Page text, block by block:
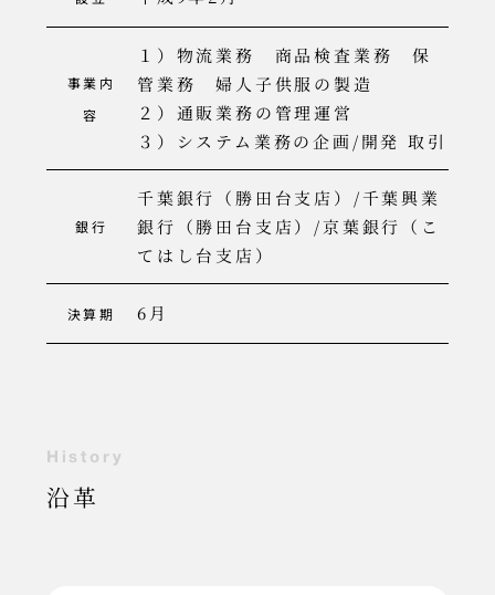
事業内
容
１）物流業務 商品検査業務 保
管業務 婦人子供服の製造
２）通販業務の管理運営
３）システム業務の企画/開発 取引
銀行
千葉銀行（勝田台支店）/千葉興業
銀行（勝田台支店）/京葉銀行（こ
てはし台支店）
決算期 6月
H i st o r y
沿革